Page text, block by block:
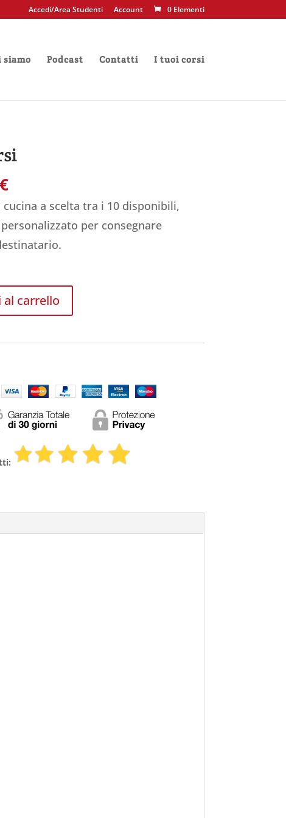
Accedi/Area Studenti Account 0 Elementi
siamo Podcast Contatti I tuoi corsi
€Il
prezzo
attuale
è:
cucina a scelta tra i 10 disponibili,
per consegnare
al carrello